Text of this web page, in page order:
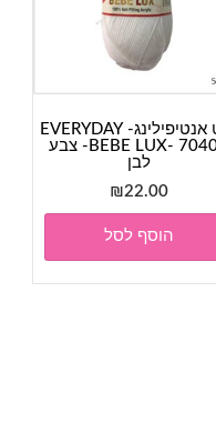
חוט אנטיפילינג- EVERYDAY
BEBE LUX- 70401- צבע
לבן
₪22.00
הוסף לסל